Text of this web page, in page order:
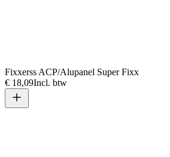
Fixxerss ACP/Alupanel Super Fixx
€ 18,09Incl. btw